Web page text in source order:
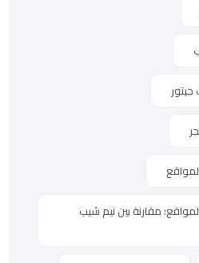
مقارنة بين نيم شيب